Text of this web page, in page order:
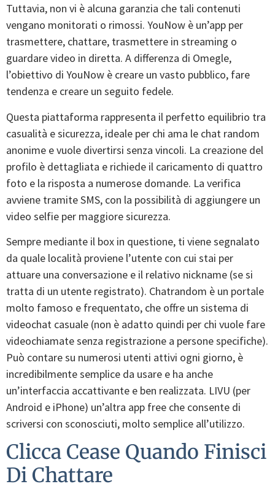
Tuttavia, non vi è alcuna garanzia che tali contenuti
vengano monitorati o rimossi. YouNow è un’app per
trasmettere, chattare, trasmettere in streaming o
guardare video in diretta. A differenza di Omegle,
l’obiettivo di YouNow è creare un vasto pubblico, fare
tendenza e creare un seguito fedele.
Questa piattaforma rappresenta il perfetto equilibrio tra
casualità e sicurezza, ideale per chi ama le chat random
anonime e vuole divertirsi senza vincoli. La creazione del
profilo è dettagliata e richiede il caricamento di quattro
foto e la risposta a numerose domande. La verifica
avviene tramite SMS, con la possibilità di aggiungere un
video selfie per maggiore sicurezza.
Sempre mediante il box in questione, ti viene segnalato
da quale località proviene l’utente con cui stai per
attuare una conversazione e il relativo nickname (se si
tratta di un utente registrato). Chatrandom è un portale
molto famoso e frequentato, che offre un sistema di
videochat casuale (non è adatto quindi per chi vuole fare
videochiamate senza registrazione a persone specifiche).
Può contare su numerosi utenti attivi ogni giorno, è
incredibilmente semplice da usare e ha anche
un’interfaccia accattivante e ben realizzata. LIVU (per
Android e iPhone) un’altra app free che consente di
scriversi con sconosciuti, molto semplice all’utilizzo.
Clicca Cease Quando Finisci
Di Chattare